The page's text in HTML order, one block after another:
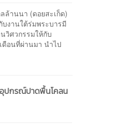
ล้านนา (ดอยสะเก็ด)​
งานใต้ร่มพระบารมี
วิศวกรรมให้กับ
ดือนที่ผ่านมา นำไป
อุปกรณ์ปาดพื้นโคลน